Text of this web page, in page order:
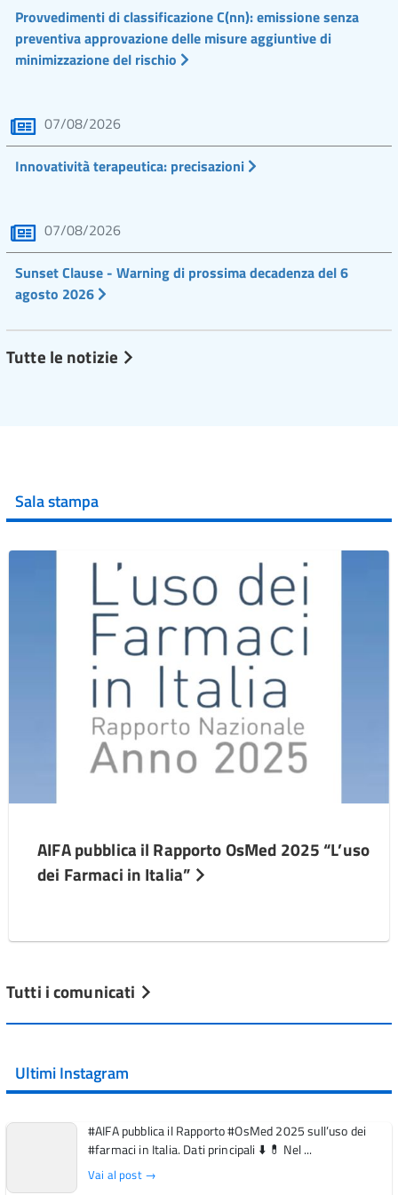
Provvedimenti di classificazione C(nn): emissione senza
preventiva approvazione delle misure aggiuntive di
minimizzazione del rischio
07/08/2026
Innovatività terapeutica: precisazioni
07/08/2026
Sunset Clause - Warning di prossima decadenza del 6
agosto 2026
Tutte le notizie
Sala stampa
AIFA pubblica il Rapporto OsMed 2025 “L’uso
dei Farmaci in Italia”
Tutti i comunicati
Ultimi Instagram
#AIFA pubblica il Rapporto #OsMed 2025 sull’uso dei
#farmaci in Italia. Dati principali ⬇️ 💊 Nel ...
Vai al post →